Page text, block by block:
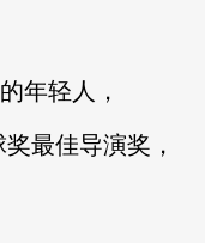
年轻人，
最佳导演奖，